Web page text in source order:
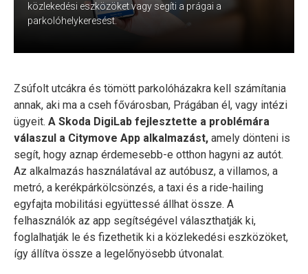
közlekedési eszközöket vagy segíti a prágai a
parkolóhelykeresést.
Zsúfolt utcákra és tömött parkolóházakra kell számítania
annak, aki ma a cseh fővárosban, Prágában él, vagy intézi
ügyeit. A Skoda DigiLab fejlesztette a problémára
válaszul a Citymove App alkalmazást, amely dönteni is
segít, hogy aznap érdemesebb-e otthon hagyni az autót.
Az alkalmazás használatával az autóbusz, a villamos, a
metró, a kerékpárkölcsönzés, a taxi és a ride-hailing
egyfajta mobilitási együttessé állhat össze. A
felhasználók az app segítségével választhatják ki,
foglalhatják le és fizethetik ki a közlekedési eszközöket,
így állítva össze a legelőnyösebb útvonalat.